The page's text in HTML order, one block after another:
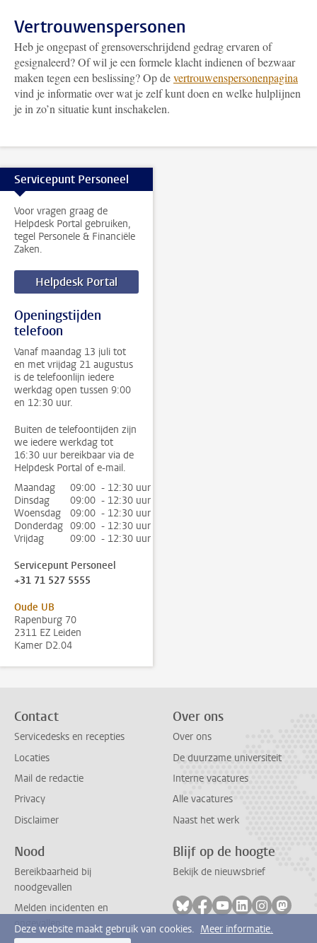
Vertrouwenspersonen
Heb je ongepast of grensoverschrijdend gedrag ervaren of
gesignaleerd? Of wil je een formele klacht indienen of bezwaar
maken tegen een beslissing? Op devertrouwenspersonenpagina
vind je informatie over wat je zelf kunt doen en welke hulplijnen
je in zo’n situatie kunt inschakelen.
Servicepunt Personeel
Voor vragen graag de
Helpdesk Portal gebruiken,
tegel Personele & Financiële
Zaken.
Helpdesk Portal
Openingstijden
telefoon
Vanaf maandag 13 juli tot
en met vrijdag 21 augustus
is de telefoonlijn iedere
werkdag open tussen 9:00
en 12:30 uur.
Buiten de telefoontijden zijn
we iedere werkdag tot
16:30 uur bereikbaar via de
Helpdesk Portal of e-mail.
Maandag
09:00 - 12:30 uur
Dinsdag
09:00 - 12:30 uur
Woensdag
09:00 - 12:30 uur
Donderdag 09:00 - 12:30 uur
Vrijdag
09:00 - 12:30 uur
Servicepunt Personeel
+31 71 527 5555
Oude UB
Rapenburg 70
2311 EZ Leiden
Kamer D2.04
Contact
Servicedesks en recepties
Locaties
Mail de redactie
Privacy
Disclaimer
Over ons
Over ons
De duurzame universiteit
Interne vacatures
Alle vacatures
Naast het werk
Nood
Bereikbaarheid bij
noodgevallen
Melden incidenten en
ongevallen
Blijf op de hoogte
Bekijk de nieuwsbrief
Volg ons op bluesky
Volg ons op facebook
Volg ons op
Volg ons op
Volg ons
Volg
Deze website maakt gebruik van cookies. Meer informatie.